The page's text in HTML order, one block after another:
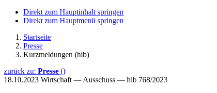
Direkt zum Hauptinhalt springen
Direkt zum Hauptmenü springen
Startseite
Presse
Kurzmeldungen (hib)
zurück zu: Presse ()
18.10.2023 Wirtschaft — Ausschuss — hib 768/2023